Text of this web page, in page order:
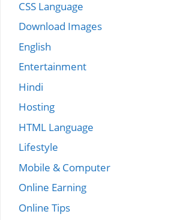
CSS Language
Download Images
English
Entertainment
Hindi
Hosting
HTML Language
Lifestyle
Mobile & Computer
Online Earning
Online Tips